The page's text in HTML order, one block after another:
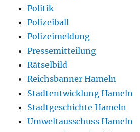
Politik
Polizeiball
Polizeimeldung
Pressemitteilung
Rätselbild
Reichsbanner Hameln
Stadtentwicklung Hameln
Stadtgeschichte Hameln
Umweltausschuss Hameln